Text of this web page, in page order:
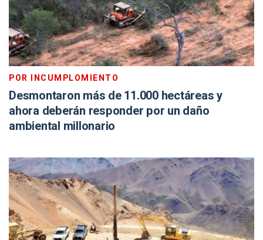
POR INCUMPLOMIENTO
Desmontaron más de 11.000 hectáreas y
ahora deberán responder por un daño
ambiental millonario